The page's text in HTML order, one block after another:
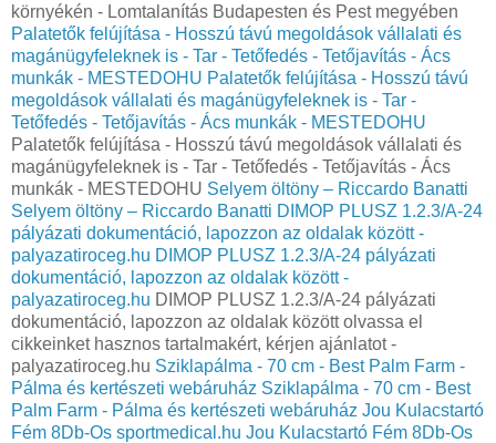
környékén - Lomtalanítás Budapesten és Pest megyében
Palatetők felújítása - Hosszú távú megoldások vállalati és
magánügyfeleknek is - Tar - Tetőfedés - Tetőjavítás - Ács
munkák - MESTEDOHU Palatetők felújítása - Hosszú távú
megoldások vállalati és magánügyfeleknek is - Tar -
Tetőfedés - Tetőjavítás - Ács munkák - MESTEDOHU
Palatetők felújítása - Hosszú távú megoldások vállalati és
magánügyfeleknek is - Tar - Tetőfedés - Tetőjavítás - Ács
munkák - MESTEDOHU Selyem öltöny – Riccardo Banatti
Selyem öltöny – Riccardo Banatti DIMOP PLUSZ 1.2.3/A-24
pályázati dokumentáció, lapozzon az oldalak között -
palyazatiroceg.hu DIMOP PLUSZ 1.2.3/A-24 pályázati
dokumentáció, lapozzon az oldalak között -
palyazatiroceg.hu DIMOP PLUSZ 1.2.3/A-24 pályázati
dokumentáció, lapozzon az oldalak között olvassa el
cikkeinket hasznos tartalmakért, kérjen ajánlatot -
palyazatiroceg.hu Sziklapálma - 70 cm - Best Palm Farm -
Pálma és kertészeti webáruház Sziklapálma - 70 cm - Best
Palm Farm - Pálma és kertészeti webáruház Jou Kulacstartó
Fém 8Db-Os sportmedical.hu Jou Kulacstartó Fém 8Db-Os